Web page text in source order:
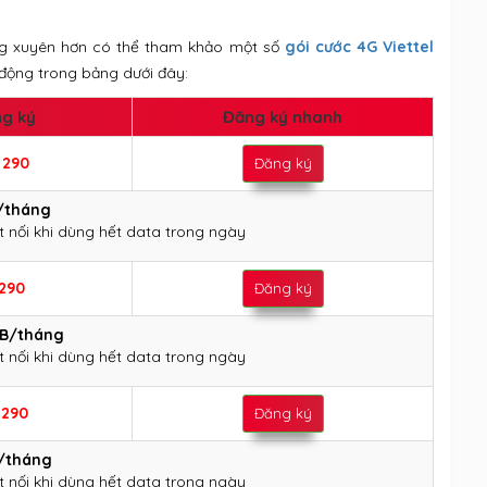
xuyên hơn có thể tham khảo một số gói cước 4G Viettel
trong bảng dưới đây:
ký Đăng ký nhanh
290 Đăng ký
tháng
nối khi dùng hết data trong ngày
Đăng ký
tháng
nối khi dùng hết data trong ngày
290 Đăng ký
tháng
nối khi dùng hết data trong ngày